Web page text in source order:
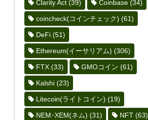
Clarity Act (39) Coinbase (34)
coincheck(コインチェック) (61)
DeFi (51)
Ethereum(イーサリアム) (306)
FTX (33) GMOコイン (61)
Kalshi (23)
Litecoin(ライトコイン) (19)
NEM･XEM(ネム) (31) NFT (63)